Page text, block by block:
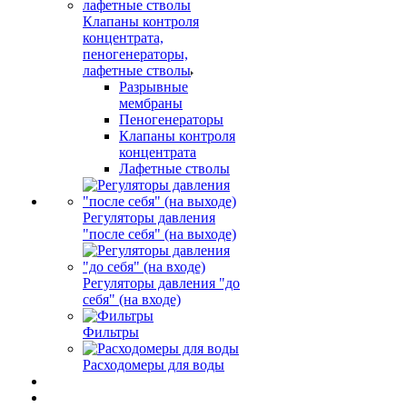
Клапаны контроля
концентрата,
пеногенераторы,
лафетные стволы
Разрывные
мембраны
Пеногенераторы
Клапаны контроля
концентрата
Лафетные стволы
Регуляторы давления
"после себя" (на выходе)
Регуляторы давления "до
себя" (на входе)
Фильтры
Расходомеры для воды